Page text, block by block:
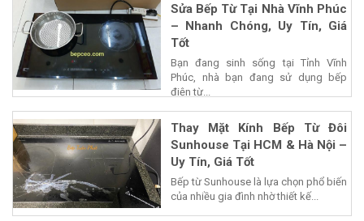
Sửa Bếp Từ Tại Nhà Vĩnh Phúc
– Nhanh Chóng, Uy Tín, Giá
Tốt
Bạn đang sinh sống tại Tỉnh Vĩnh
Phúc, nhà bạn đang sử dụng bếp
điện từ...
Thay Mặt Kính Bếp Từ Đôi
Sunhouse Tại HCM & Hà Nội –
Uy Tín, Giá Tốt
Bếp từ Sunhouse là lựa chọn phổ biến
của nhiều gia đình nhờ thiết kế...